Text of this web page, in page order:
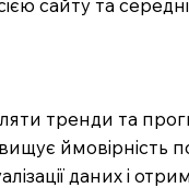
тренди та
ймовірність
даних і